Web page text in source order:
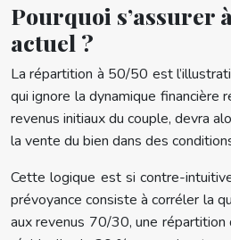
Pourquoi s’assurer
actuel ?
La répartition à 50/50 est
qui ignore la dynamique
revenus initiaux du couple, devra
la vente du bien dans des
Cette logique est si contre-
prévoyance consiste à corréler la
aux revenus 70/30, une répartition